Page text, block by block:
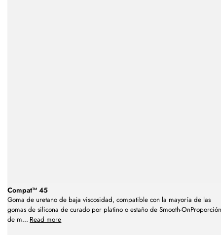
Compat™ 45
Goma de uretano de baja viscosidad, compatible con la mayoría de las
gomas de silicona de curado por platino o estaño de Smooth-OnProporción
de m... Read more